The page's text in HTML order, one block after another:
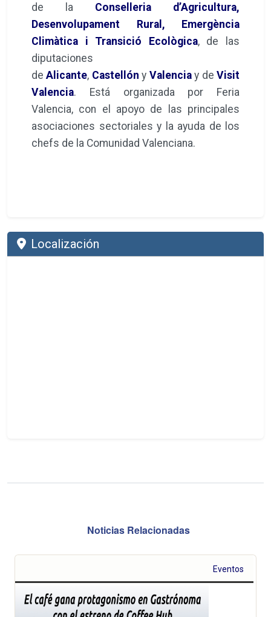
de la Conselleria d’Agricultura,
Desenvolupament Rural, Emergència
Climàtica i Transició Ecològica, de las
diputaciones
deAlicante, Castellón y Valenciay deVisit
Valencia. Está organizada por Feria
Valencia, con el apoyo de las principales
asociaciones sectoriales y la ayuda de los
chefs de la Comunidad Valenciana.
Localización
Noticias Relacionadas
Eventos